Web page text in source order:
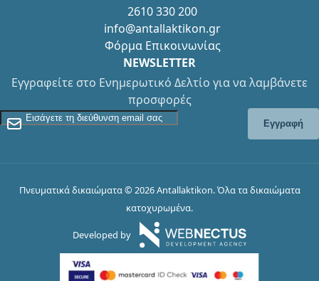
2610 330 200
info@antallaktikon.gr
Φόρμα Επικοινωνίας
NEWSLETTER
Εγγραφείτε στο Ενημερωτικό Δελτίο για να λαμβάνετε
προσφορές
Εγγραφείτε στο Newsletter
Εγγραφή
Πνευματικά δικαιώματα © 2026 Antallaktikon. Όλα τα δικαιώματα
κατοχυρωμένα.
Developed by